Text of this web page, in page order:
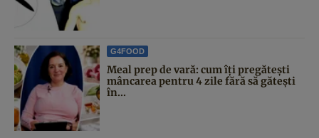
G4FOOD
Meal prep de vară: cum îți pregătești
mâncarea pentru 4 zile fără să gătești
în...